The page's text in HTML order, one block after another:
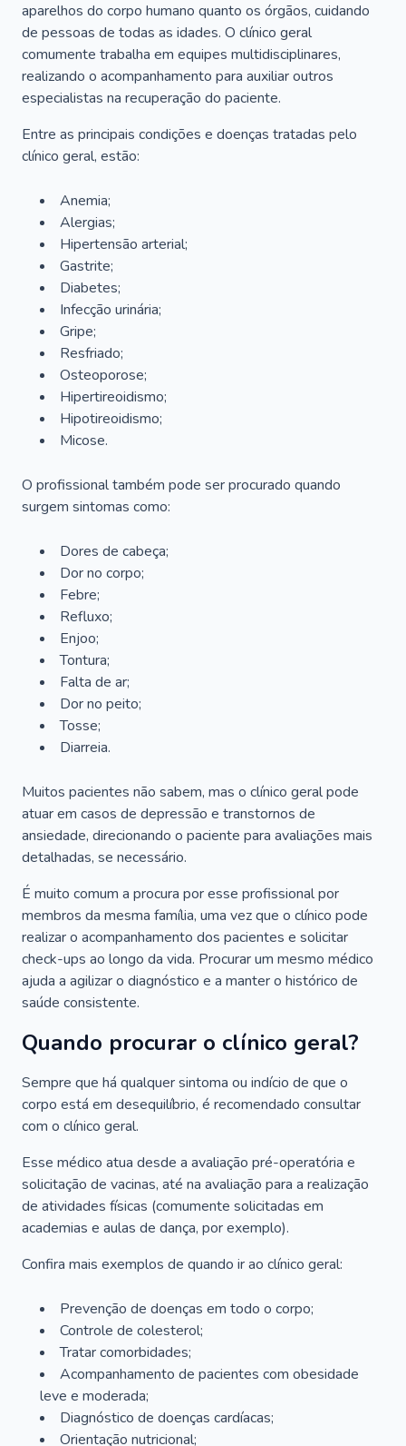
aparelhos do corpo humano quanto os órgãos, cuidando
de pessoas de todas as idades. O clínico geral
comumente trabalha em equipes multidisciplinares,
realizando o acompanhamento para auxiliar outros
especialistas na recuperação do paciente.
Entre as principais condições e doenças tratadas pelo
clínico geral, estão:
Anemia;
Alergias;
Hipertensão arterial;
Gastrite;
Diabetes;
Infecção urinária;
Gripe;
Resfriado;
Osteoporose;
Hipertireoidismo;
Hipotireoidismo;
Micose.
O profissional também pode ser procurado quando
surgem sintomas como:
Dores de cabeça;
Dor no corpo;
Febre;
Refluxo;
Enjoo;
Tontura;
Falta de ar;
Dor no peito;
Tosse;
Diarreia.
Muitos pacientes não sabem, mas o clínico geral pode
atuar em casos de depressão e transtornos de
ansiedade, direcionando o paciente para avaliações mais
detalhadas, se necessário.
É muito comum a procura por esse profissional por
membros da mesma família, uma vez que o clínico pode
realizar o acompanhamento dos pacientes e solicitar
check-ups ao longo da vida. Procurar um mesmo médico
ajuda a agilizar o diagnóstico e a manter o histórico de
saúde consistente.
Quando procurar o clínico geral?
Sempre que há qualquer sintoma ou indício de que o
corpo está em desequilíbrio, é recomendado consultar
com o clínico geral.
Esse médico atua desde a avaliação pré-operatória e
solicitação de vacinas, até na avaliação para a realização
de atividades físicas (comumente solicitadas em
academias e aulas de dança, por exemplo).
Confira mais exemplos de quando ir ao clínico geral:
Prevenção de doenças em todo o corpo;
Controle de colesterol;
Tratar comorbidades;
Acompanhamento de pacientes com obesidade
leve e moderada;
Diagnóstico de doenças cardíacas;
Orientação nutricional;